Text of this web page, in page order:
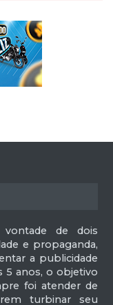
vontade de dois
e propaganda,
a publicidade
5 anos, o objetivo
foi atender de
turbinar seu